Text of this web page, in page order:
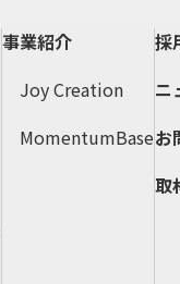
事業紹介
Joy Creation
MomentumBase
採
ニ
お
取